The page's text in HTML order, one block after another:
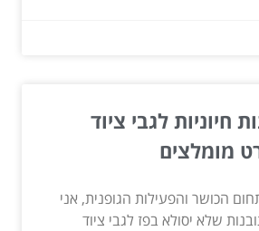
חיוניות לגבי ציוד
מומלצים
הכושר והפעילות הגופנית, אני
שלא יסולא בפז לגבי ציוד